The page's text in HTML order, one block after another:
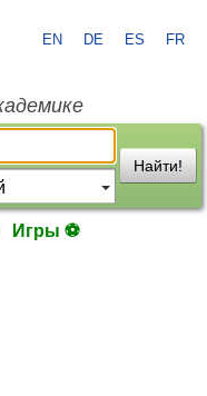
EN DE ES FR
Найти!
Игры ⚽